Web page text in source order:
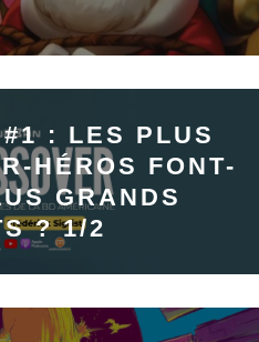
: LES PLUS
HÉROS FONT-
GRANDS
? 1/2